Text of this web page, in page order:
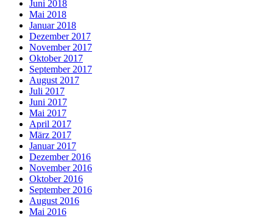
Juni 2018
Mai 2018
Januar 2018
Dezember 2017
November 2017
Oktober 2017
September 2017
August 2017
Juli 2017
Juni 2017
Mai 2017
April 2017
März 2017
Januar 2017
Dezember 2016
November 2016
Oktober 2016
September 2016
August 2016
Mai 2016